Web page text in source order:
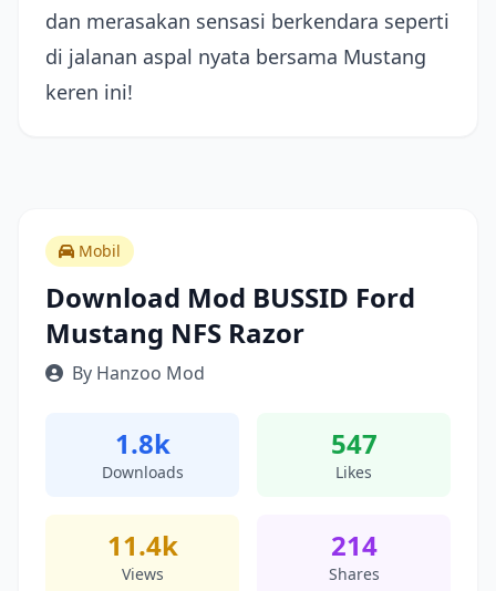
dan merasakan sensasi berkendara seperti
di jalanan aspal nyata bersama Mustang
keren ini!
Mobil
Download Mod BUSSID Ford
Mustang NFS Razor
By Hanzoo Mod
1.8k
Downloads
547
Likes
11.4k
Views
214
Shares